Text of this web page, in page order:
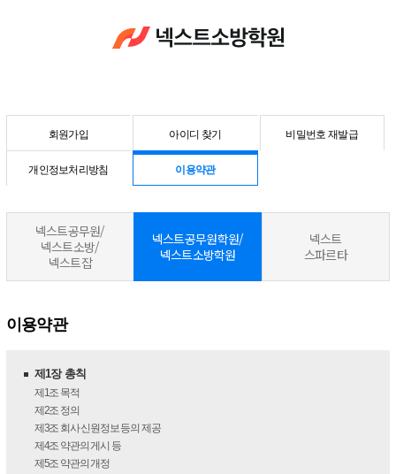
회원가입 아이디 찾기 비밀번호 재발급
개인정보처리방침 이용약관
넥스트공무원/
넥스트소방/
넥스트잡
넥스트공무원학원/
넥스트소방학원
넥스트
스파르타
이용약관
제1장 총칙
제1조 목적
제2조 정의
제3조 회사 신원정보 등의 제공
제4조 약관의 게시 등
제5조 약관의 개정